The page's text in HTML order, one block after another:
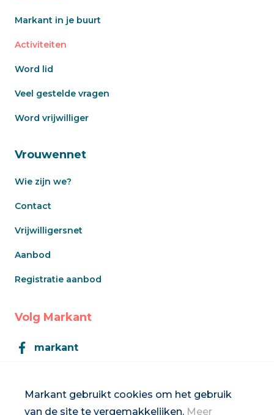
Markant gebruikt cookies om het gebruik
van de site te vergemakkelijken. Meer
Markant in je buurt
Activiteiten
Word lid
Veel gestelde vragen
Word vrijwilliger
Vrouwennet
Wie zijn we?
Contact
Vrijwilligersnet
Aanbod
Registratie aanbod
Volg Markant
markant